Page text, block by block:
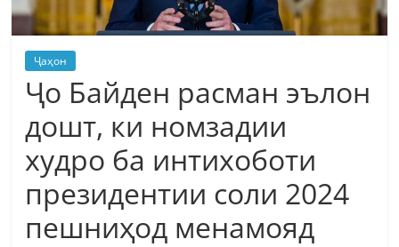
Ҷаҳон
Ҷо Байден расман эълон
дошт, ки номзадии
худро ба интихоботи
президентии соли 2024
пешниҳод менамояд